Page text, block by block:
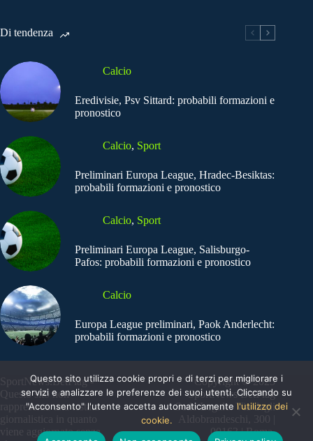
Di tendenza
Calcio
Eredivisie, Psv Sittard: probabili formazioni e
pronostico
Calcio, Sport
Preliminari Europa League, Hradec-Besiktas:
probabili formazioni e pronostico
Calcio, Sport
Preliminari Europa League, Salisburgo-
Pafos: probabili formazioni e pronostico
Calcio
Europa League preliminari, Paok Anderlecht:
probabili formazioni e pronostico
SportNews.BetFlag -
Questo sito non
rappresenta una testata
giornalistica in quanto
viene aggiornato senza
Copyright © 2025
SportNews BetFlag
Sede Legale: Via degli
Aldobrandeschi, 300 |
00163 | Roma
Questo sito utilizza cookie propri e di terzi per migliorare i
servizi e analizzare le preferenze dei suoi utenti. Cliccando su
"Acconsento" l'utente accetta automaticamente l'utilizzo dei
cookie.